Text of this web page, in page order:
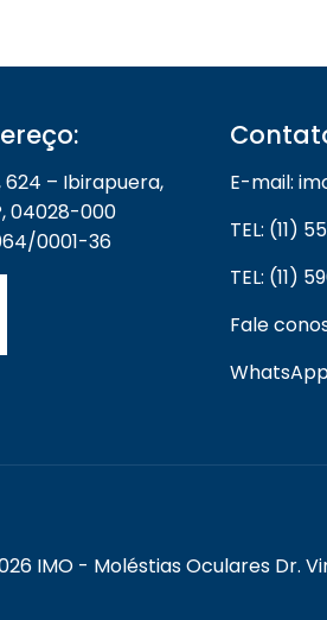
624 – Ibirapuera,
04028-000
0001-36
E-mail:
TEL: (11)
TEL: (11)
Fale
IMO - Moléstias Oculares Dr.